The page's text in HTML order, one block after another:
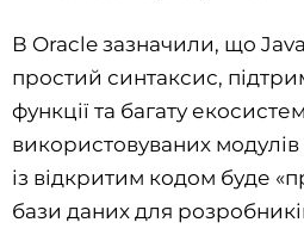
В Oracle зазначили, що
простий синтаксис,
функції та багату
використовуваних модулів
із відкритим кодом буде
бази даних для